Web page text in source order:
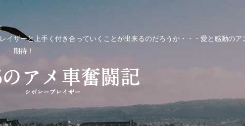
ザーと上手く付き合っていくことが出来るのだろうか・・・愛と感動の
期待！